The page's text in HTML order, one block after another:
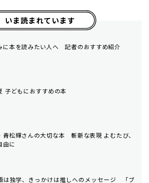
いま読まれています
に本を読みたい人へ 記者のおすすめ紹介
子どもにおすすめの本
青松輝さんの大切な本 斬新な表現 よむたび、
由に
は独学、きっかけは推しへのメッセージ 「ブ